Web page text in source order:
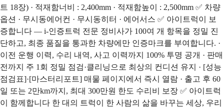
트 18장) · 적재함너비 : 2,400mm · 적재함높이 : 2,500mm ✅ 차량
옵션 · 무시동에어컨 · 무시동히터 · 에어서스 ✅ 아이트럭이 보
증합니다 — i-인증트럭 전문 정비사가 100여 개 항목을 정밀 진
단하고, 최종 품질을 통과한 차량에만 인증마크를 부여합니다. ·
이전 운행 이력, 수리 내역, 사고 이력까지 100% 투명 공개 · 판매
전까지 주 1회 정밀 점검·클리닝으로 최상의 컨디션 유지 · [성능
점검표]·[마스터리포트] 매물 페이지에서 즉시 열람 · 출고 후 60
일 또는 2만km까지, 최대 300만원 한도 수리비 보장 ✅ 아이트럭
이 함께합니다 한 대의 트럭이 한 사람의 삶을 바꾸는 세상, 우리